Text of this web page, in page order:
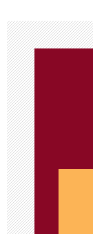
ц
и
я
п
о
з
а
п